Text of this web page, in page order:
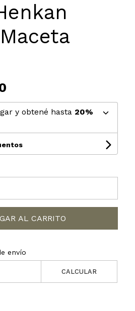
y obtené hasta 20%
AL CARRITO
envío
CALCULAR